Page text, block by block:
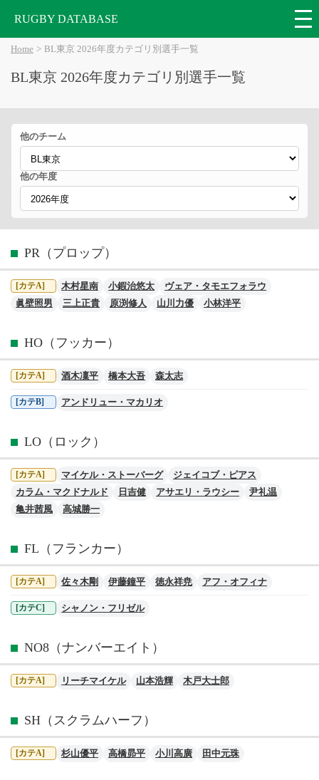
RUGBY DATABASE
Home BL東京 2026年度カテゴリ別選手一覧
BL東京 2026年度カテゴリ別選手一覧
他のチーム
他の年度
PR（プロップ）
[カテA] 木村星南 小鍜治悠太
ヴェア・タモエフォラウ
眞壁照男
三上正貴 原渕修人 山川力優 小林洋平
HO（フッカー）
[カテA] 酒木凜平 橋本大吾 森太志
[カテB] アンドリュー・マカリオ
LO（ロック）
[カテA] マイケル・ストーバーグ
ジェイコブ・ピアス
カラム・マクドナルド
日吉健 アサエリ・ラウシー
尹礼温
亀井茜風
高城勝一
FL（フランカー）
[カテA] 佐々木剛 伊藤鐘平 徳永祥尭 アフ・オフィナ
[カテC] シャノン・フリゼル
NO8（ナンバーエイト）
[カテA] リーチマイケル 山本浩輝 木戸大士郎
SH（スクラムハーフ）
[カテA] 杉山優平 高橋昴平 小川高廣 田中元珠